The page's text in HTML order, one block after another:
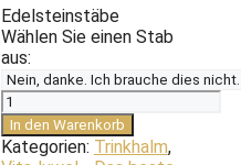
Edelsteinstäbe
Wählen Sie einen Stab
aus:
Trinkhalm
Crystal
Straw
In den Warenkorb
Kategorien: Trinkhalm,